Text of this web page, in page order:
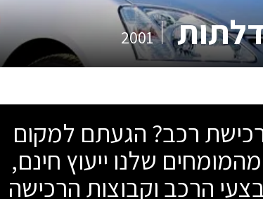
2001
רכב? הגעתם למקום
שלנו ייעוץ חינם,
הרכב וקבוצות הרכישה